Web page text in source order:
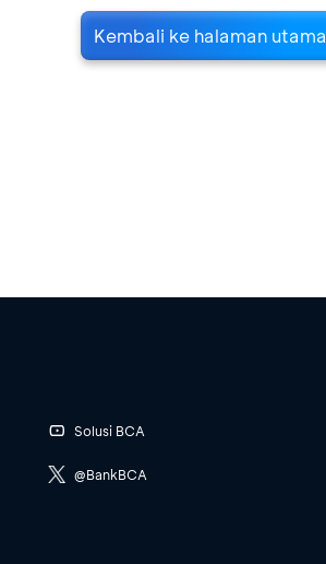
Kembali ke halaman utama
Solusi BCA
@BankBCA